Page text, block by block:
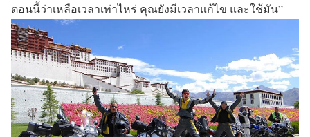
ตอนนี้ว่าเหลือเวลาเท่าไหร่ คุณยังมีเวลาแก้ไข และใช้มัน”